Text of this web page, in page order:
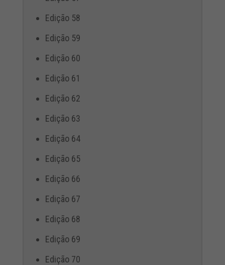
Edição 58
Edição 59
Edição 60
Edição 61
Edição 62
Edição 63
Edição 64
Edição 65
Edição 66
Edição 67
Edição 68
Edição 69
Edição 70